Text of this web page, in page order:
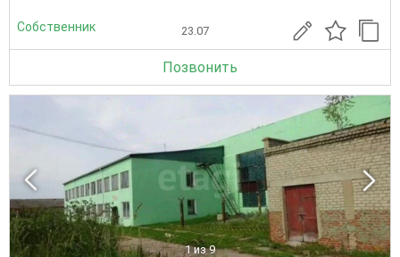
Собственник 23.07
Позвонить
1 из 9